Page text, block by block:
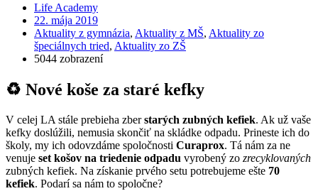
Life Academy
22. mája 2019
Aktuality z gymnázia, Aktuality z MŠ, Aktuality zo
špeciálnych tried, Aktuality zo ZŠ
5044 zobrazení
♻️ Nové koše za staré kefky
V celej LA stále prebieha zberstarých zubných kefiek. Ak už vaše
kefky doslúžili, nemusia skončiť na skládke odpadu. Prineste ich do
školy, my ich odovzdáme spoločnosti Curaprox. Tá nám za ne
venuje set košov na triedenie odpadu vyrobený zo zrecyklovaných
zubných kefiek. Na získanie prvého setu potrebujeme ešte 70
kefiek. Podarí sa nám to spoločne?